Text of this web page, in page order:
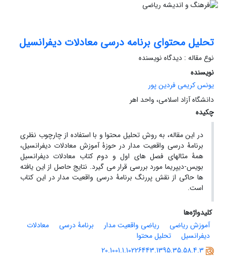
تحلیل محتوای برنامه درسی معادلات دیفرانسیل
نوع مقاله : دیدگاه نویسنده
نویسنده
یونس کریمی فردین پور
دانشگاه آزاد اسلامی، واحد اهر
چکیده
در این مقاله، به روش تحلیل محتوا و با استفاده از چارچوب نظری
برنامۀ درسی واقعیت مدار در حوزۀ آموزش معادلات دیفرانسیل،
همۀ مثالهای فصل های اول و دوم کتاب معادلات دیفرانسیل
بویس-دیپریما مورد بررسی قرار می گیرد. نتایج حاصل از این یافته
ها حاکی از نقش پررنگ برنامۀ درسی واقعیت مدار در این کتاب
است.
کلیدواژه‌ها
آموزش ریاضی
ریاضی واقعیت مدار برنامۀ درسی
معادلات
دیفرانسیل
تحلیل محتوا
20.1001.1.10226443.1395.35.58.4.3